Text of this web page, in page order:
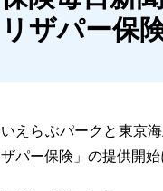
リザパー保険
いえらぶパークと東京
ザパー保険」の提供開